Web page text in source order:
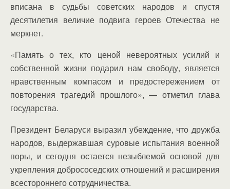
вписана в судьбы советских народов и спустя
десятилетия величие подвига героев Отечества не
меркнет.
«Память о тех, кто ценой невероятных усилий и
собственной жизни подарил нам свободу, является
нравственным компасом и предостережением от
повторения трагедий прошлого», — отметил глава
государства.
Президент Беларуси выразил убеждение, что дружба
народов, выдержавшая суровые испытания военной
поры, и сегодня остается незыблемой основой для
укрепления добрососедских отношений и расширения
всестороннего сотрудничества.